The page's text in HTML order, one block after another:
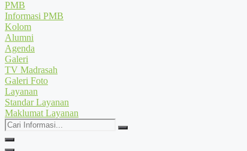
PMB
Informasi PMB
Kolom
Alumni
Agenda
Galeri
TV Madrasah
Galeri Foto
Layanan
Standar Layanan
Maklumat Layanan
Cari
Informasi...